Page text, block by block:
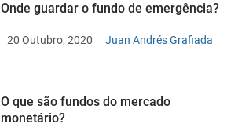
Onde guardar o fundo de emergência?
20 Outubro, 2020 Juan Andrés Grafiada
O que são fundos do mercado
monetário?